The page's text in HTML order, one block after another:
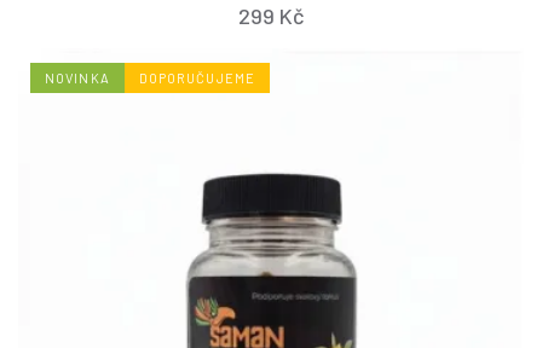
299 Kč
NOVINKA DOPORUČUJEME